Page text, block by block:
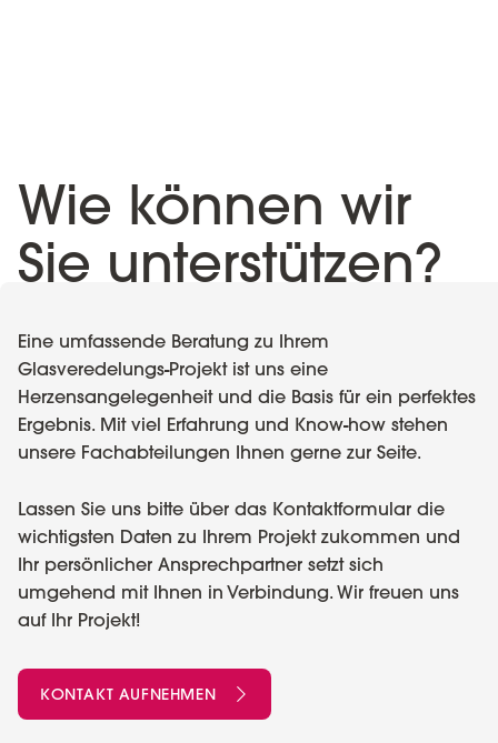
Wie können wir
Sie unterstützen?
Eine umfassende Beratung zu Ihrem
Glasveredelungs-Projekt ist uns eine
Herzensangelegenheit und die Basis für ein perfektes
Ergebnis. Mit viel Erfahrung und Know-how stehen
unsere Fachabteilungen Ihnen gerne zur Seite.
Lassen Sie uns bitte über das Kontaktformular die
wichtigsten Daten zu Ihrem Projekt zukommen und
Ihr persönlicher Ansprechpartner setzt sich
umgehend mit Ihnen in Verbindung. Wir freuen uns
auf Ihr Projekt!
KONTAKT AUFNEHMEN